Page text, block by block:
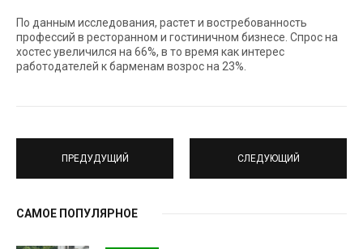
По данным исследования, растет и востребованность
профессий в ресторанном и гостиничном бизнесе. Спрос на
хостес увеличился на 66%, в то время как интерес
работодателей к барменам возрос на 23%.
ПРЕДУДУЩИЙ СЛЕДУЮЩИЙ
САМОЕ ПОПУЛЯРНОЕ